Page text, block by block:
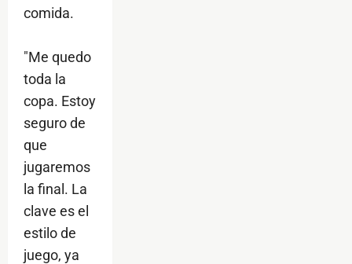
comida.
"Me quedo
toda la
copa. Estoy
seguro de
que
jugaremos
la final. La
clave es el
estilo de
juego, ya